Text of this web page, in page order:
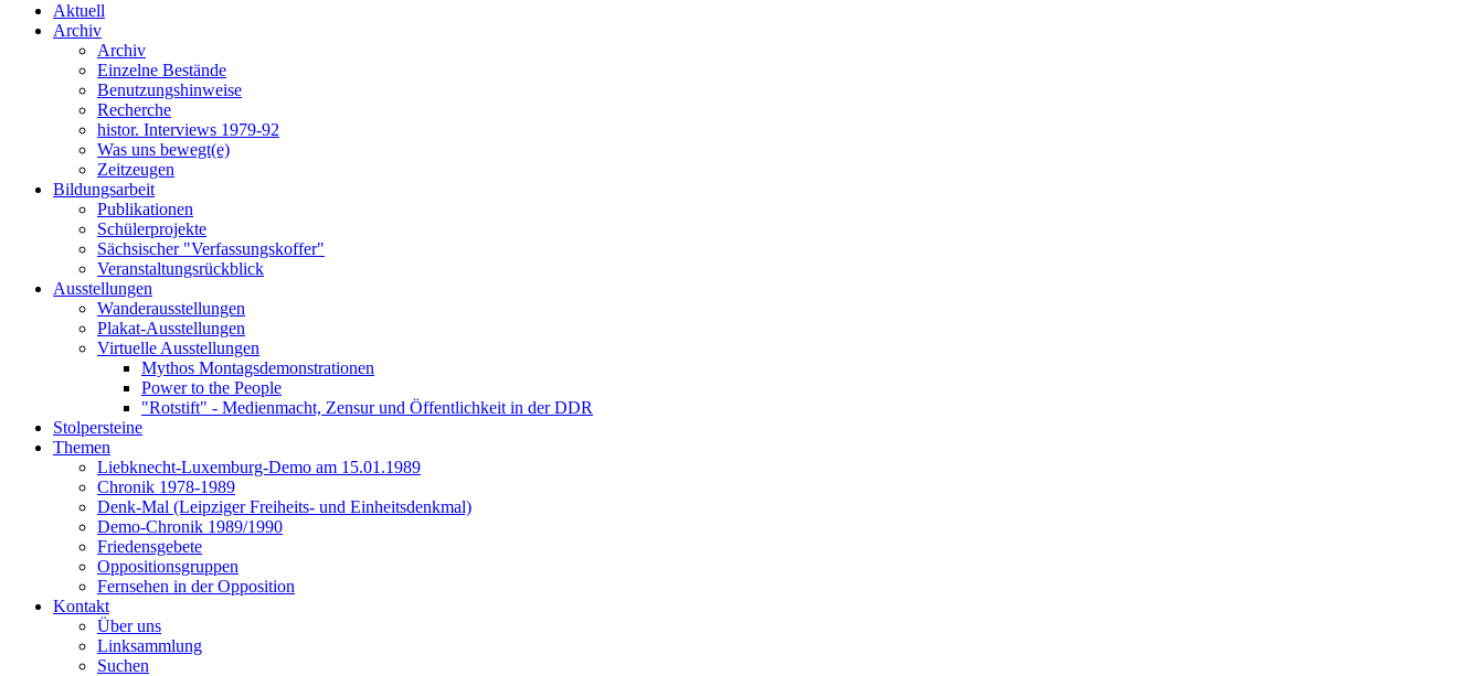
Aktuell
Archiv
Archiv
Einzelne Bestände
Benutzungshinweise
Recherche
histor. Interviews 1979-92
Was uns bewegt(e)
Zeitzeugen
Bildungsarbeit
Publikationen
Schülerprojekte
Sächsischer "Verfassungskoffer"
Veranstaltungsrückblick
Ausstellungen
Wanderausstellungen
Plakat-Ausstellungen
Virtuelle Ausstellungen
Mythos Montagsdemonstrationen
Power to the People
"Rotstift" - Medienmacht, Zensur und Öffentlichkeit in der DDR
Stolpersteine
Themen
Liebknecht-Luxemburg-Demo am 15.01.1989
Chronik 1978-1989
Denk-Mal (Leipziger Freiheits- und Einheitsdenkmal)
Demo-Chronik 1989/1990
Friedensgebete
Oppositionsgruppen
Fernsehen in der Opposition
Kontakt
Über uns
Linksammlung
Suchen